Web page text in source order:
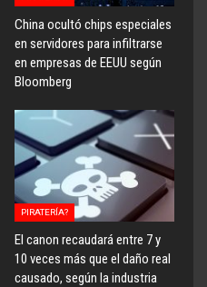
China ocultó chips especiales
en servidores para infiltrarse
en empresas de EEUU según
Bloomberg
PIRATERÍA?
El canon recaudará entre 7 y
10 veces más que el daño real
causado, según la industria